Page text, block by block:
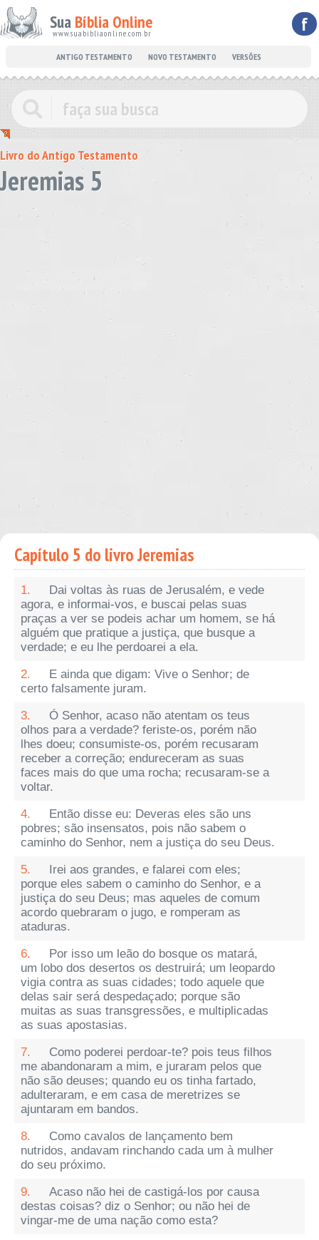
Sua Bíblia Online
www.suabibliaonline.com.br f
ANTIGO TESTAMENTO NOVO TESTAMENTO VERSÕES
Livro do Antigo Testamento
Jeremias 5
Capítulo 5 do livro Jeremias
1.
Dai voltas às ruas de Jerusalém, e vede
agora, e informai-vos, e buscai pelas suas
praças a ver se podeis achar um homem, se há
alguém que pratique a justiça, que busque a
verdade; e eu lhe perdoarei a ela.
2.
E ainda que digam: Vive o Senhor; de
certo falsamente juram.
3.
Ó Senhor, acaso não atentam os teus
olhos para a verdade? feriste-os, porém não
lhes doeu; consumiste-os, porém recusaram
receber a correção; endureceram as suas
faces mais do que uma rocha; recusaram-se a
voltar.
4.
Então disse eu: Deveras eles são uns
pobres; são insensatos, pois não sabem o
caminho do Senhor, nem a justiça do seu Deus.
5.
Irei aos grandes, e falarei com eles;
porque eles sabem o caminho do Senhor, e a
justiça do seu Deus; mas aqueles de comum
acordo quebraram o jugo, e romperam as
ataduras.
6.
Por isso um leão do bosque os matará,
um lobo dos desertos os destruirá; um leopardo
vigia contra as suas cidades; todo aquele que
delas sair será despedaçado; porque são
muitas as suas transgressões, e multiplicadas
as suas apostasias.
7.
Como poderei perdoar-te? pois teus filhos
me abandonaram a mim, e juraram pelos que
não são deuses; quando eu os tinha fartado,
adulteraram, e em casa de meretrizes se
ajuntaram em bandos.
8.
Como cavalos de lançamento bem
nutridos, andavam rinchando cada um à mulher
do seu próximo.
9.
Acaso não hei de castigá-los por causa
destas coisas? diz o Senhor; ou não hei de
vingar-me de uma nação como esta?